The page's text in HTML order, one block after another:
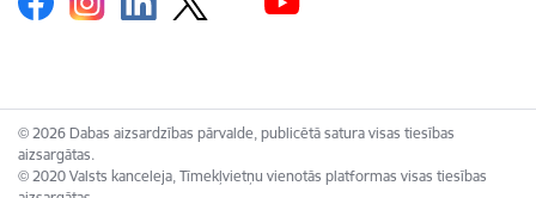
© 2026 Dabas aizsardzības pārvalde, publicētā satura visas tiesības
aizsargātas.
© 2020 Valsts kanceleja, Tīmekļvietņu vienotās platformas visas tiesības